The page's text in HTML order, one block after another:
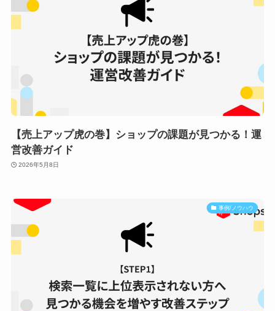
【売上アップ虎の巻】ショップの課題が見つかる！運
営改善ガイド
2026年5月8日
事例/ノウハウ